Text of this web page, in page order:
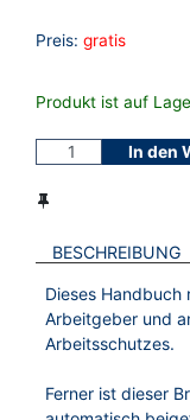
Preis: gratis
Produkt ist auf
In den
BESCHREIBUNG
Dieses
Arbeitgeber und
Arbeitsschutzes.
Ferner ist dieser